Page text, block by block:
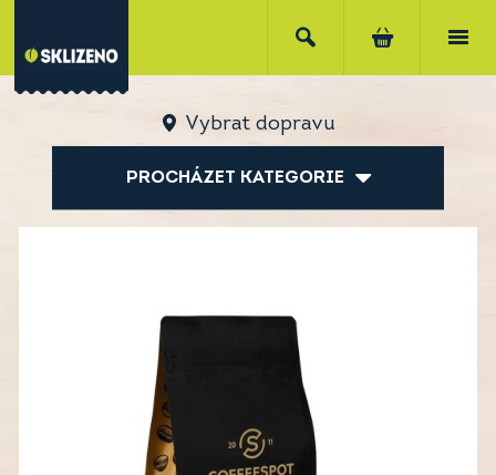
Vybrat dopravu
PROCHÁZET KATEGORIE